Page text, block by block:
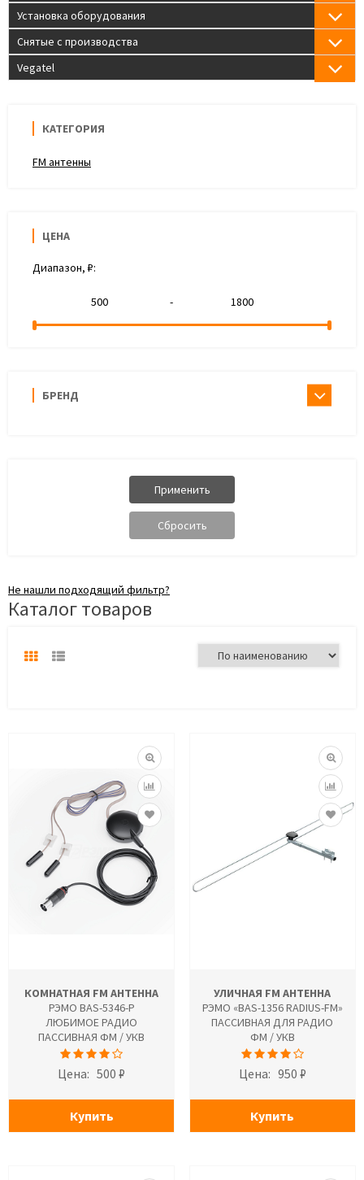
Установка оборудования
Снятые с производства
Vegatel
КАТЕГОРИЯ
FM антенны
ЦЕНА
Диапазон, ₽:
-
БРЕНД
Не нашли подходящий фильтр?
Каталог товаров
КОМНАТНАЯ FM АНТЕННА
РЭМО BAS-5346-P
ЛЮБИМОЕ РАДИО
ПАССИВНАЯ ФМ / УКВ
Цена: 500 ₽
Купить
УЛИЧНАЯ FM АНТЕННА
РЭМО «BAS-1356 RADIUS-FM»
ПАССИВНАЯ ДЛЯ РАДИО
ФМ / УКВ
Цена: 950 ₽
Купить